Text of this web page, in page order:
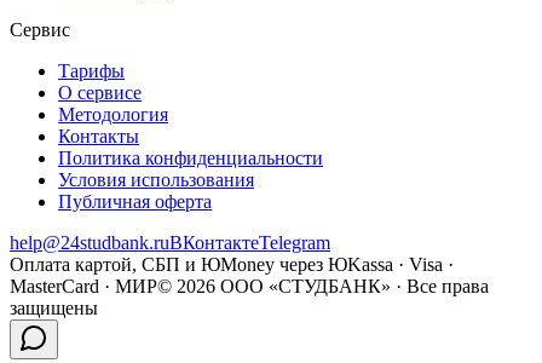
Сервис
Тарифы
О сервисе
Методология
Контакты
Политика конфиденциальности
Условия использования
Публичная оферта
help@24studbank.ruВКонтактеTelegram
Оплата картой, СБП и ЮMoney через ЮKassa · Visa ·
MasterCard · МИР© 2026 ООО «СТУДБАНК» · Все права
защищены